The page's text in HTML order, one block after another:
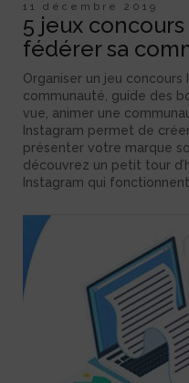
11 décembre 2019
5 jeux
fédérer sa
Organiser un jeu
communauté, guide des
vue, animer une
Instagram permet de
présenter votre marque
découvrez un petit tour
Instagram qui